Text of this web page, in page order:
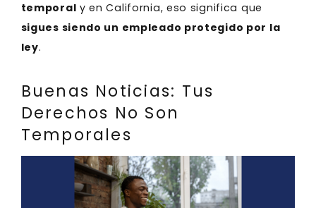
temporal y en California, eso significa que
sigues siendo un empleado protegido por la
ley.
Buenas Noticias: Tus
Derechos No Son
Temporales